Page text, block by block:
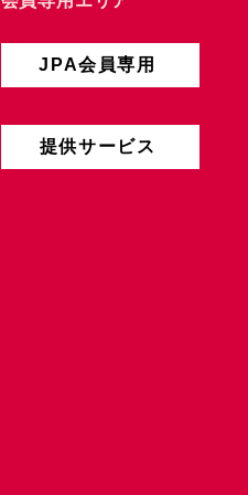
JPA会員専用
提供サービス